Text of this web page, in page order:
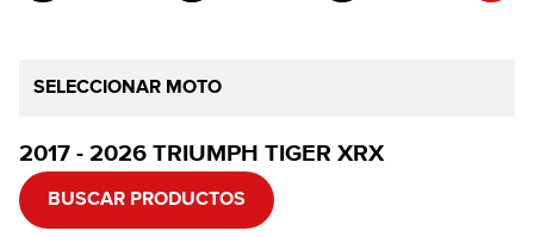
SELECCIONAR MOTO
2017 - 2026 TRIUMPH TIGER XRX
BUSCAR PRODUCTOS